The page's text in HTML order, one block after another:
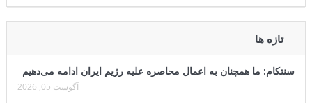
تازه ها
سنتکام: ما همچنان به اعمال محاصره علیه رژیم ایران ادامه می‌دهیم
آگوست 05, 2026